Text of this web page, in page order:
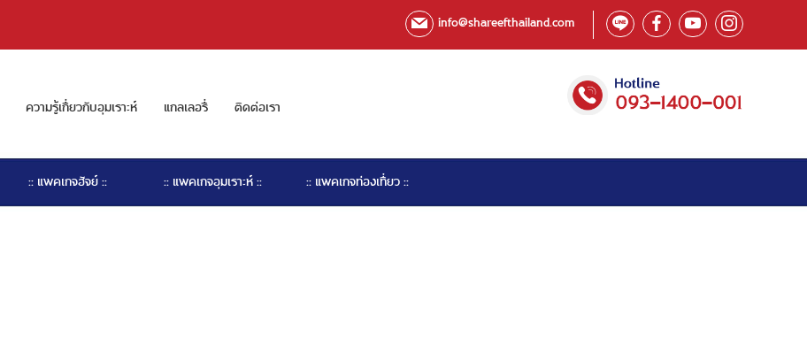
info@shareefthailand.com
ความรู้เกี่ยวกับอุมเราะห์ แกลเลอรี่ ติดต่อเรา
:: แพคเกจฮัจย์ :: :: แพคเกจอุมเราะห์ :: :: แพคเกจท่องเที่ยว ::